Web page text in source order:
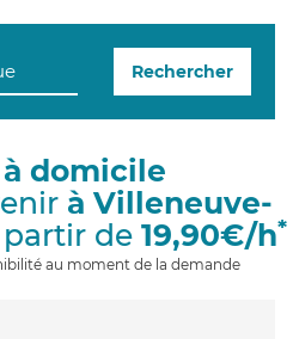
n
g
i
o
n
Rechercher
domicile
à Villeneuve-
partir de 19,90€/h*
au moment de la demande